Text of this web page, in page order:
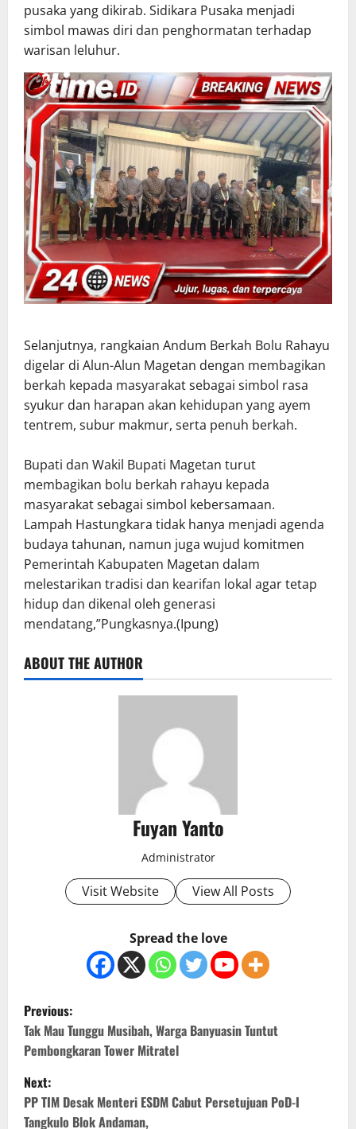
pusaka yang dikirab. Sidikara Pusaka menjadi
simbol mawas diri dan penghormatan terhadap
warisan leluhur.
Selanjutnya, rangkaian Andum Berkah Bolu Rahayu
digelar di Alun-Alun Magetan dengan membagikan
berkah kepada masyarakat sebagai simbol rasa
syukur dan harapan akan kehidupan yang ayem
tentrem, subur makmur, serta penuh berkah.
Bupati dan Wakil Bupati Magetan turut
membagikan bolu berkah rahayu kepada
masyarakat sebagai simbol kebersamaan.
Lampah Hastungkara tidak hanya menjadi agenda
budaya tahunan, namun juga wujud komitmen
Pemerintah Kabupaten Magetan dalam
melestarikan tradisi dan kearifan lokal agar tetap
hidup dan dikenal oleh generasi
mendatang,”Pungkasnya.(Ipung)
ABOUT THE AUTHOR
Fuyan Yanto
Administrator
Visit Website View All Posts
Spread the love
P
o
s
t
Previous:
Tak Mau Tunggu Musibah, Warga Banyuasin Tuntut
Pembongkaran Tower Mitratel
Next:
PP TIM Desak Menteri ESDM Cabut Persetujuan PoD-I
Tangkulo Blok Andaman,